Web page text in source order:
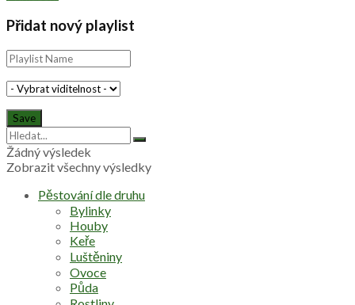
Přidat nový playlist
Žádný výsledek
Zobrazit všechny výsledky
Pěstování dle druhu
Bylinky
Houby
Keře
Luštěniny
Ovoce
Půda